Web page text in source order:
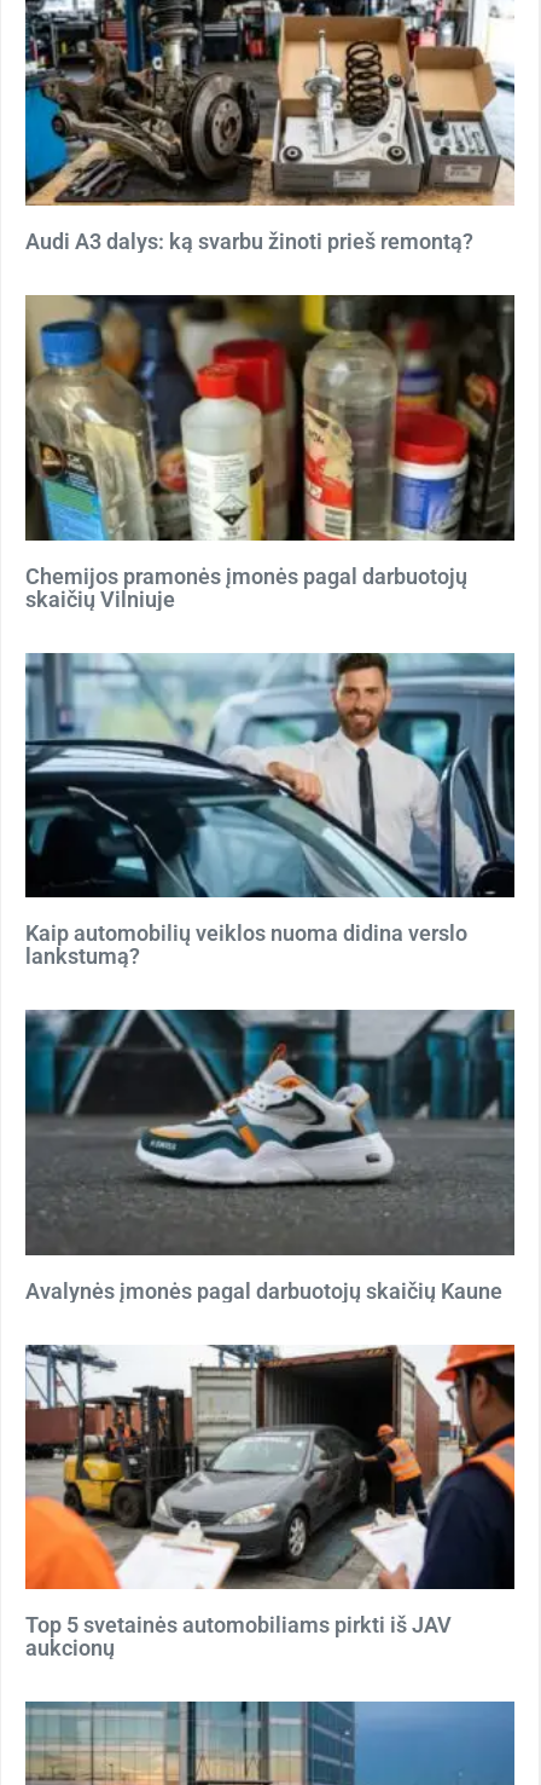
Audi A3 dalys: ką svarbu žinoti prieš remontą?
Chemijos pramonės įmonės pagal darbuotojų
skaičių Vilniuje
Kaip automobilių veiklos nuoma didina verslo
lankstumą?
Avalynės įmonės pagal darbuotojų skaičių Kaune
Top 5 svetainės automobiliams pirkti iš JAV
aukcionų